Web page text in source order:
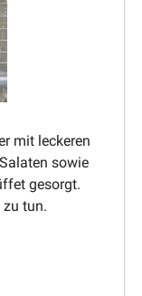
mit leckeren
sowie
gesorgt.
zu tun.